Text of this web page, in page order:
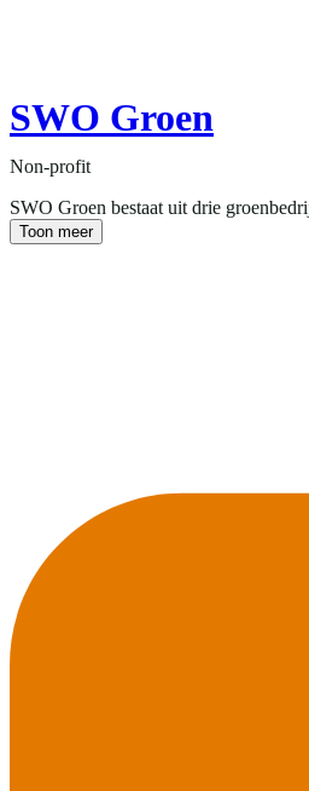
SWO Groen
Non-profit
SWO Groen bestaat uit drie
Toon meer